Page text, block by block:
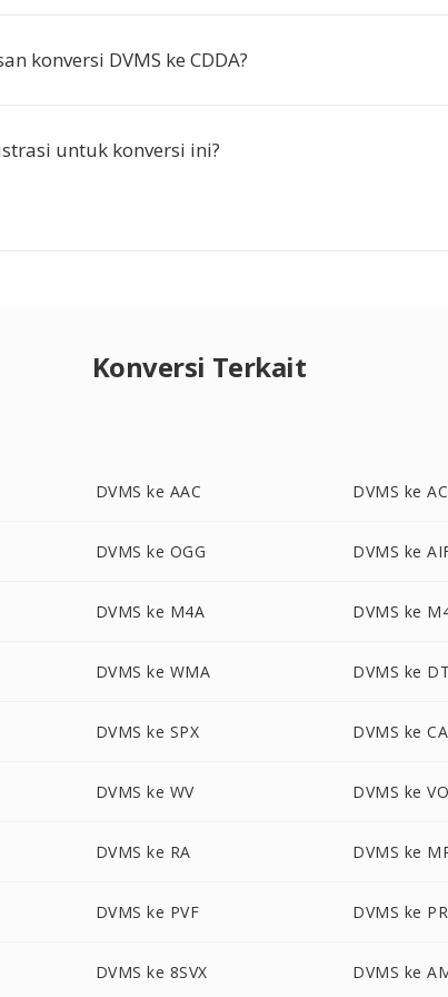
konversi DVMS ke CDDA?
untuk konversi ini?
Konversi Terkait
DVMS ke AAC DVMS ke
DVMS ke OGG DVMS ke
DVMS ke M4A DVMS ke
DVMS ke WMA DVMS ke
DVMS ke SPX DVMS ke
DVMS ke WV DVMS ke
DVMS ke RA DVMS ke
DVMS ke PVF DVMS ke
DVMS ke 8SVX DVMS ke